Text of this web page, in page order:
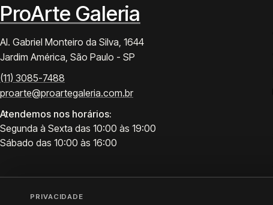
ProArte Galeria
Al. Gabriel Monteiro da Silva, 1644
Jardim América, São Paulo - SP
(11) 3085-7488
proarte@proartegaleria.com.br
Atendemos nos horários:
Segunda à Sexta das 10:00 às 19:00
Sábado das 10:00 às 16:00
PRIVACIDADE